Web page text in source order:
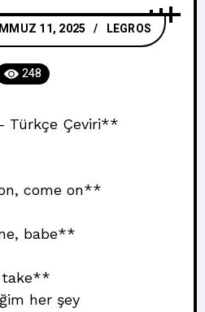
11, 2025 LEGROS
248
Türkçe Çeviri**
come on**
babe**
take**
her şey